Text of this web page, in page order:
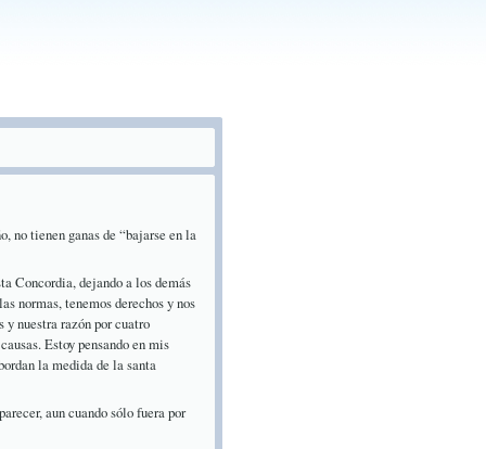
no tienen ganas de “bajarse en la
Concordia, dejando a los demás
normas, tenemos derechos y nos
y nuestra razón por cuatro
Estoy pensando en mis
la medida de la santa
aun cuando sólo fuera por